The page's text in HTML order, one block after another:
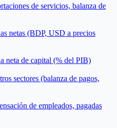
de servicios, balanza de
netas (BDP, USD a precios
neta de capital (% del PIB)
sectores (balanza de pagos,
de empleados, pagadas